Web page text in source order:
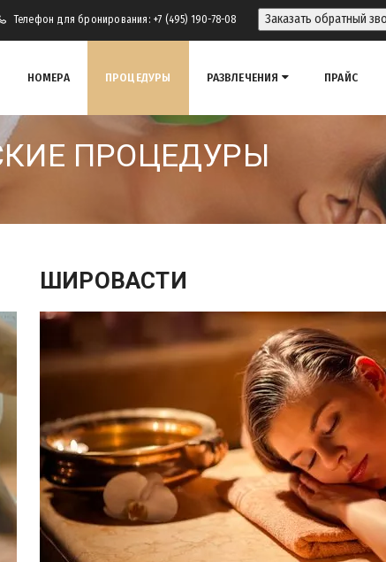
Телефон для бронирования: +7 (495) 190-78-08 Заказать обратный
НОМЕРА ПРОЦЕДУРЫ РАЗВЛЕЧЕНИЯ ПРАЙС
ПРОЦЕДУРЫ
ШИРОВАСТИ